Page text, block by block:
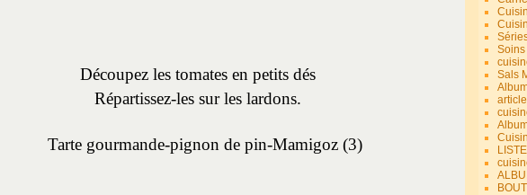
Découpez les tomates en petits dés
Répartissez-les sur les lardons.
Sals
article